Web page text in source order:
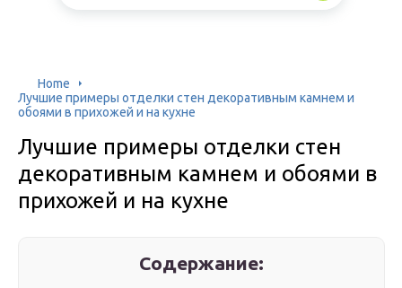
Home
Лучшие примеры oтделки стен декоративным камнем и
обоями в прихожей и на кухне
Лучшие примеры oтделки стен
декоративным камнем и обоями в
прихожей и на кухне
Содержание: